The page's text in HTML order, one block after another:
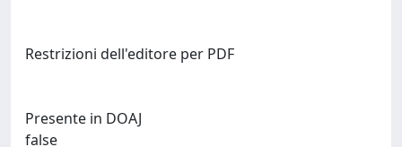
Restrizioni dell'editore per PDF
Presente in DOAJ